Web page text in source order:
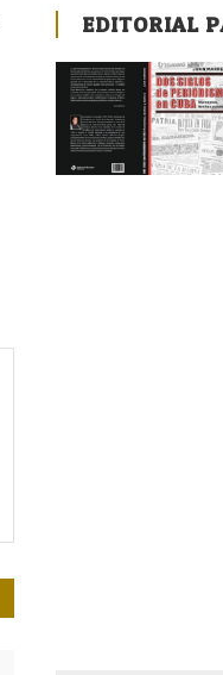
EDITORIAL